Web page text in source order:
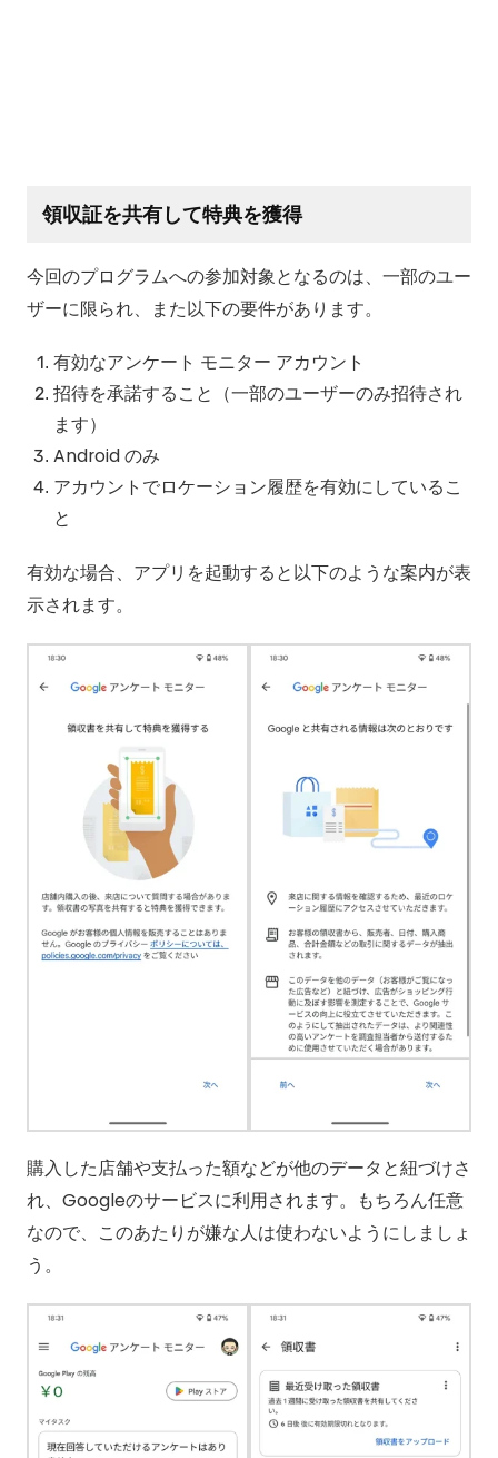
領収証を共有して特典を獲得
今回のプログラムへの参加対象となるのは、一部のユー
ザーに限られ、また以下の要件があります。
有効なアンケート モニター アカウント
招待を承諾すること（一部のユーザーのみ招待され
ます）
Android のみ
アカウントでロケーション履歴を有効にしているこ
と
有効な場合、アプリを起動すると以下のような案内が表
示されます。
購入した店舗や支払った額などが他のデータと紐づけさ
れ、Googleのサービスに利用されます。もちろん任意
なので、このあたりが嫌な人は使わないようにしましょ
う。